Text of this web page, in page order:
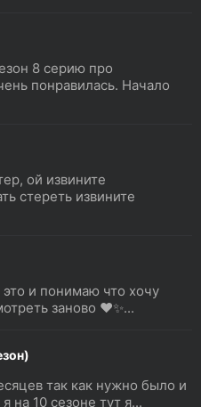
8 серию про
понравилась. Начало
ой извините
стереть извините
и понимаю что хочу
заново ❤️✨...
так как нужно было и
на 10 сезоне тут я...